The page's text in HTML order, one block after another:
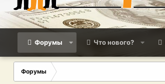
Форумы Что нового?
Форумы